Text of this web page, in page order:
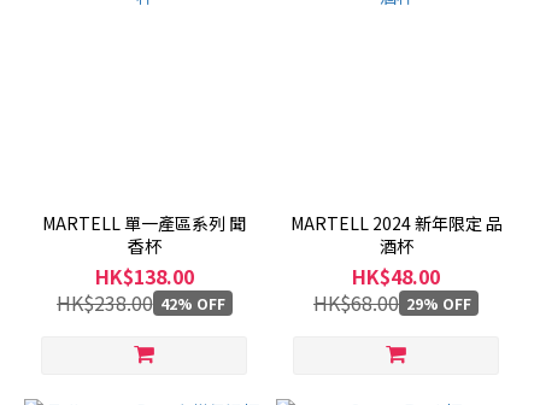
MARTELL 單一產區系列 聞
香杯
HK$138.00
HK$238.00 42% OFF
MARTELL 2024 新年限定 品
酒杯
HK$48.00
HK$68.00 29% OFF